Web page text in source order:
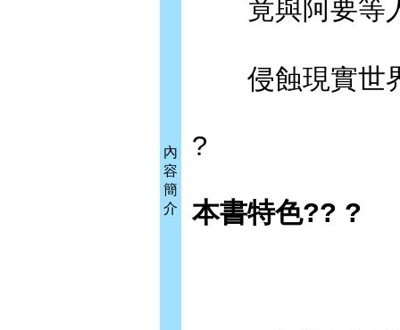
內
容
簡
介
竟與阿要等
侵蝕現實世界
?
本書特色?? ?